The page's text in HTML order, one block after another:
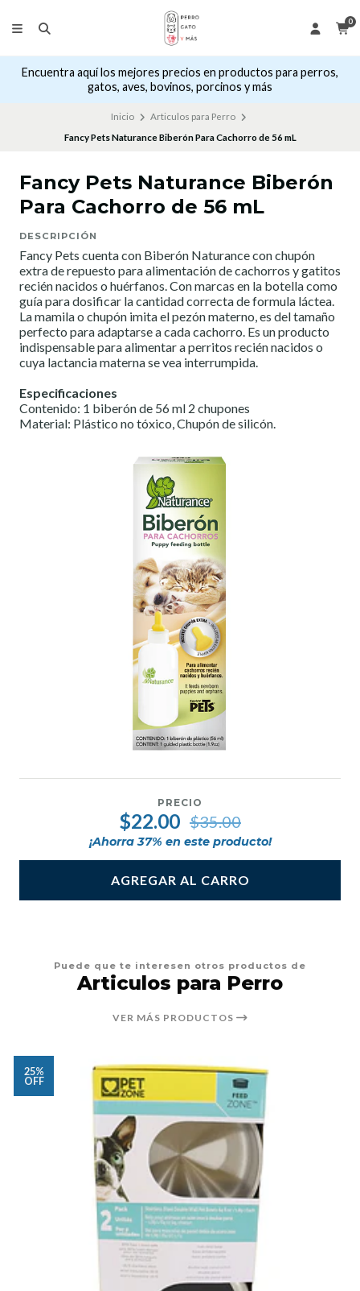
0
Encuentra aquí los mejores precios en productos para perros,
gatos, aves, bovinos, porcinos y más
Inicio
Articulos para Perro
Fancy Pets Naturance Biberón Para Cachorro de 56 mL
Fancy Pets Naturance Biberón
Para Cachorro de 56 mL
DESCRIPCIÓN
Fancy Pets cuenta con Biberón Naturance con chupón
extra de repuesto para alimentación de cachorros y gatitos
recién nacidos o huérfanos. Con marcas en la botella como
guía para dosificar la cantidad correcta de formula láctea.
La mamila o chupón imita el pezón materno, es del tamaño
perfecto para adaptarse a cada cachorro. Es un producto
indispensable para alimentar a perritos recién nacidos o
cuya lactancia materna se vea interrumpida.
Especificaciones
Contenido: 1 biberón de 56 ml 2 chupones
Material: Plástico no tóxico, Chupón de silicón.
PRECIO
$22.00 $35.00
¡Ahorra37% en este producto!
AGREGAR AL CARRO
Puede que te interesen otros productos de
Articulos para Perro
VER MÁS PRODUCTOS
25%
OFF